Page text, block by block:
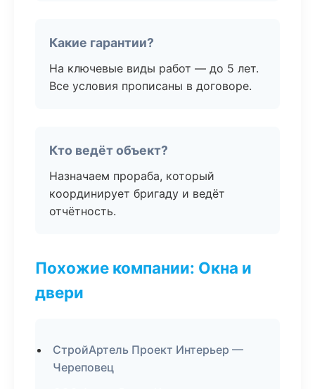
Какие гарантии?
На ключевые виды работ — до 5 лет.
Все условия прописаны в договоре.
Кто ведёт объект?
Назначаем прораба, который
координирует бригаду и ведёт
отчётность.
Похожие компании: Окна и
двери
СтройАртель Проект Интерьер —
Череповец